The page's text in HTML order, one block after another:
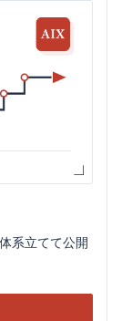
系立てて公開